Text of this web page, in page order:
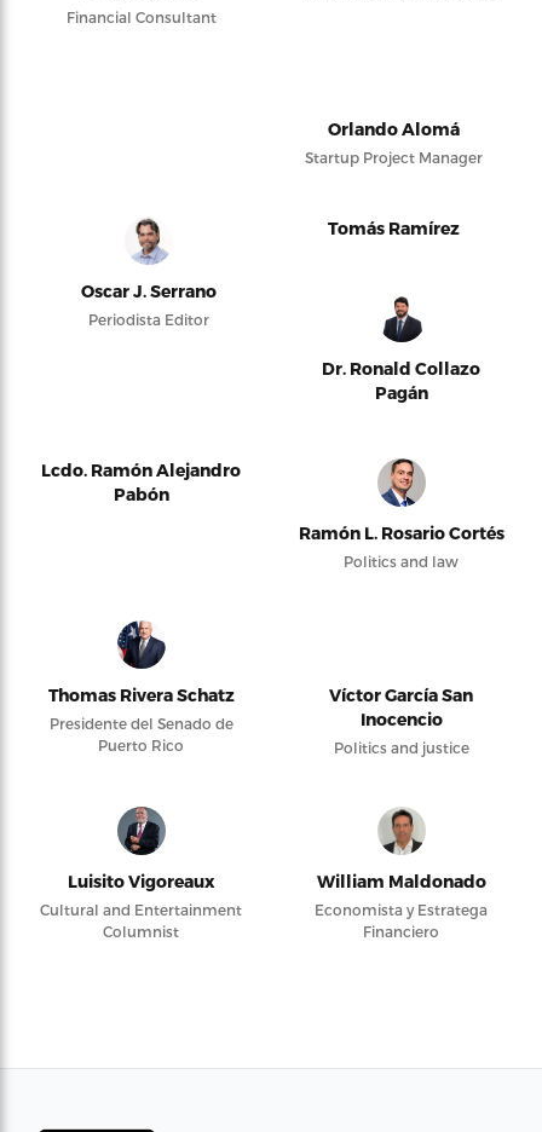
Financial Consultant
Orlando Alomá
Startup Project Manager
Oscar J. Serrano
Periodista Editor
Tomás Ramírez
Dr. Ronald Collazo
Pagán
Lcdo. Ramón Alejandro
Pabón
Ramón L. Rosario Cortés
Politics and law
Thomas Rivera Schatz
Presidente del Senado de
Puerto Rico
Víctor García San
Inocencio
Politics and justice
Luisito Vigoreaux
Cultural and Entertainment
Columnist
William Maldonado
Economista y Estratega
Financiero